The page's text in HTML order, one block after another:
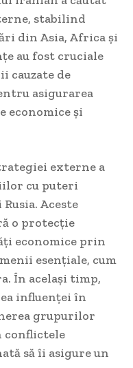
stabilind
din Asia, Africa și
au fost cruciale
cauzate de
asigurarea
economice și
externe a
cu puteri
Aceste
o protecție
economice prin
esențiale, cum
În același timp,
influenței în
grupurilor
conflictele
să îi asigure un